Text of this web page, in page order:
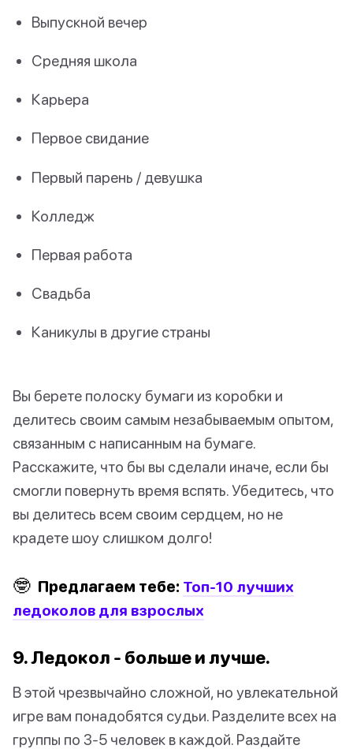
Выпускной вечер
Средняя школа
Карьера
Первое свидание
Первый парень / девушка
Колледж
Первая работа
Свадьба
Каникулы в другие страны
Вы берете полоску бумаги из коробки и
делитесь своим самым незабываемым опытом,
связанным с написанным на бумаге.
Расскажите, что бы вы сделали иначе, если бы
смогли повернуть время вспять. Убедитесь, что
вы делитесь всем своим сердцем, но не
крадете шоу слишком долго!
🤓 Предлагаем тебе: Топ-10 лучших
ледоколов для взрослых
9. Ледокол - больше и лучше.
В этой чрезвычайно сложной, но увлекательной
игре вам понадобятся судьи. Разделите всех на
группы по 3-5 человек в каждой. Раздайте